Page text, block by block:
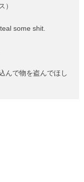
）
some shit.
で物を盗んでほし